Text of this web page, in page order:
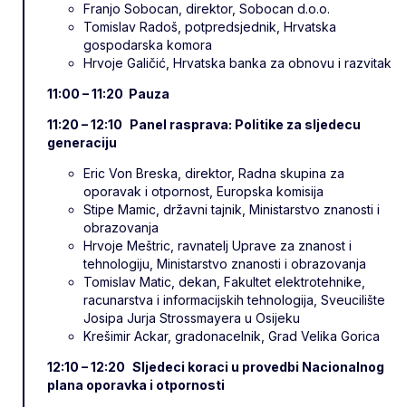
Franjo Sobocan, direktor, Sobocan d.o.o.
Tomislav Radoš, potpredsjednik, Hrvatska
gospodarska komora
Hrvoje Galičić, Hrvatska banka za obnovu i razvitak
11:00 – 11:20 Pauza
11:20 – 12:10 Panel rasprava: Politike za sljedecu
generaciju
Eric Von Breska, direktor, Radna skupina za
oporavak i otpornost, Europska komisija
Stipe Mamic, državni tajnik, Ministarstvo znanosti i
obrazovanja
Hrvoje Meštric, ravnatelj Uprave za znanost i
tehnologiju, Ministarstvo znanosti i obrazovanja
Tomislav Matic, dekan, Fakultet elektrotehnike,
racunarstva i informacijskih tehnologija, Sveucilište
Josipa Jurja Strossmayera u Osijeku
Krešimir Ackar, gradonacelnik, Grad Velika Gorica
12:10 – 12:20 Sljedeci koraci u provedbi Nacionalnog
plana oporavka i otpornosti